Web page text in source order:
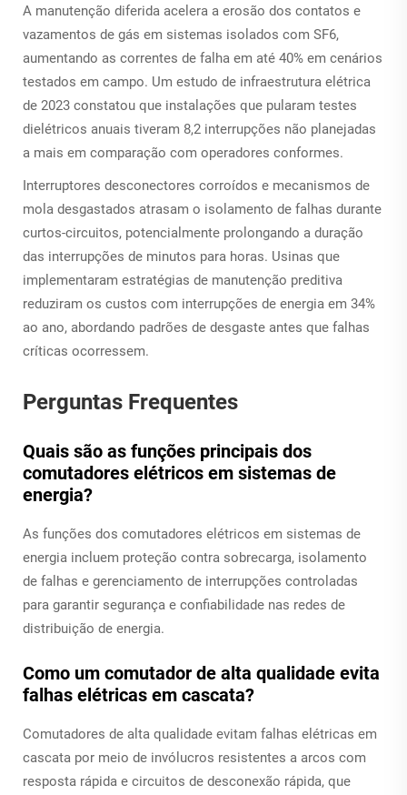
A manutenção diferida acelera a erosão dos contatos e
vazamentos de gás em sistemas isolados com SF6,
aumentando as correntes de falha em até 40% em cenários
testados em campo. Um estudo de infraestrutura elétrica
de 2023 constatou que instalações que pularam testes
dielétricos anuais tiveram 8,2 interrupções não planejadas
a mais em comparação com operadores conformes.
Interruptores desconectores corroídos e mecanismos de
mola desgastados atrasam o isolamento de falhas durante
curtos-circuitos, potencialmente prolongando a duração
das interrupções de minutos para horas. Usinas que
implementaram estratégias de manutenção preditiva
reduziram os custos com interrupções de energia em 34%
ao ano, abordando padrões de desgaste antes que falhas
críticas ocorressem.
Perguntas Frequentes
Quais são as funções principais dos
comutadores elétricos em sistemas de
energia?
As funções dos comutadores elétricos em sistemas de
energia incluem proteção contra sobrecarga, isolamento
de falhas e gerenciamento de interrupções controladas
para garantir segurança e confiabilidade nas redes de
distribuição de energia.
Como um comutador de alta qualidade evita
falhas elétricas em cascata?
Comutadores de alta qualidade evitam falhas elétricas em
cascata por meio de invólucros resistentes a arcos com
resposta rápida e circuitos de desconexão rápida, que